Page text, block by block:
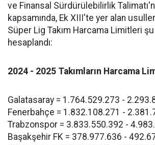
ve Finansal Sürdürülebilirlik
kapsamında, Ek XIII'te yer alan
Süper Lig Takım Harcama Limitleri
hesaplandı:
2024 - 2025 Takımların Harcama
Galatasaray = 1.764.529.273 -
Fenerbahçe = 1.832.108.271 -
Trabzonspor = 3.833.550.392 -
Başakşehir FK = 378.977.636 -